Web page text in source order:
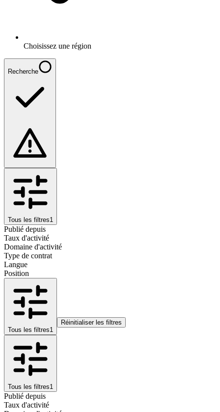
Choisissez une région
Recherche
Tous les filtres1
Publié depuis
Taux d'activité
Domaine d'activité
Type de contrat
Langue
Position
Tous les filtres1
Réinitialiser les filtres
Tous les filtres1
Publié depuis
Taux d'activité